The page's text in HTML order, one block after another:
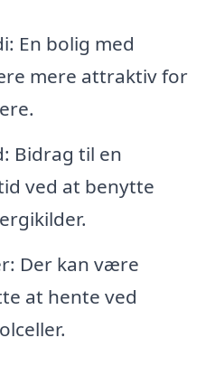
En bolig med
mere attraktiv for
Bidrag til en
ved at benytte
Der kan være
at hente ved